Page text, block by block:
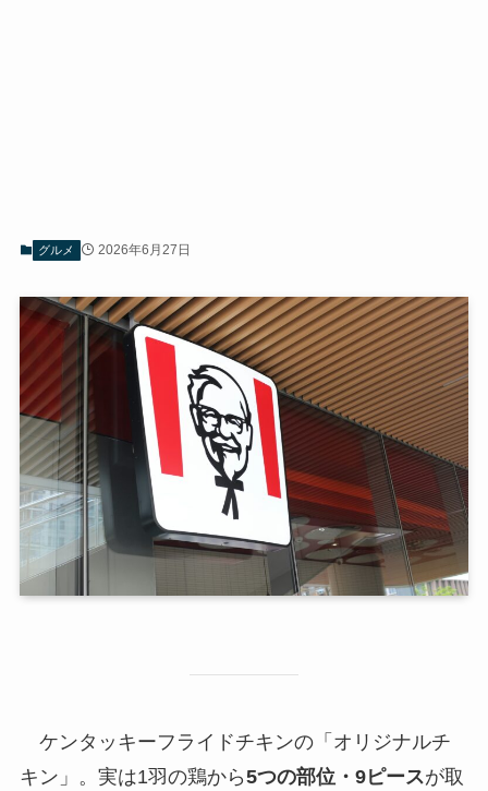
グルメ 2026年6月27日
ケンタッキーフライドチキンの「オリジナルチ
キン」。実は1羽の鶏から5つの部位・9ピースが取